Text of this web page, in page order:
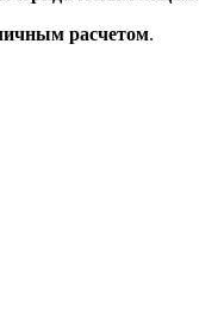
расчетом.